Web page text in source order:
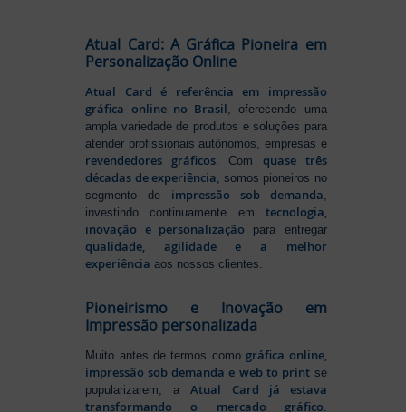
Atual Card: A Gráfica Pioneira em
Personalização Online
Atual Card é referência em impressão
gráfica online no Brasil, oferecendo uma
ampla variedade de produtos e soluções para
atender profissionais autônomos, empresas e
revendedores gráficos. Comquase três
décadas de experiência, somos pioneiros no
segmento de impressão sob demanda,
investindo continuamente em tecnologia,
inovação e personalização para entregar
qualidade, agilidade e a melhor
experiência aos nossos clientes.
Pioneirismo e Inovação em
Impressão personalizada
Muito antes de termos como gráfica online,
impressão sob demanda e web to printse
popularizarem, aAtual Card já estava
transformando o mercado gráfico